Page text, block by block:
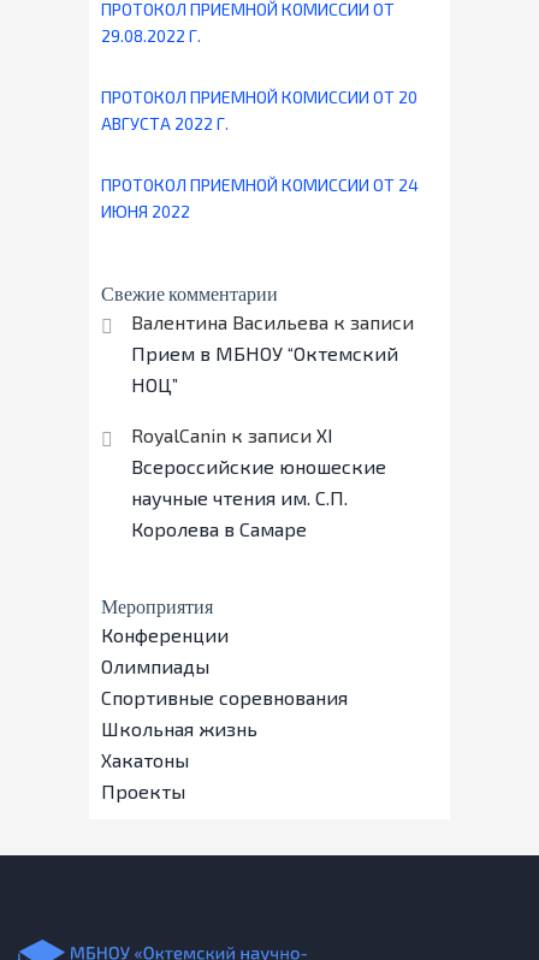
ПРОТОКОЛ ПРИЕМНОЙ КОМИССИИ ОТ
29.08.2022 Г.
ПРОТОКОЛ ПРИЕМНОЙ КОМИССИИ ОТ 20
АВГУСТА 2022 Г.
ПРОТОКОЛ ПРИЕМНОЙ КОМИССИИ ОТ 24
ИЮНЯ 2022
Свежие комментарии
Валентина Васильева к записи
Прием в МБНОУ “Октемский
НОЦ”
RoyalCanin к записи ХI
Всероссийские юношеские
научные чтения им. С.П.
Королева в Самаре
Мероприятия
Конференции
Олимпиады
Спортивные соревнования
Школьная жизнь
Хакатоны
Проекты